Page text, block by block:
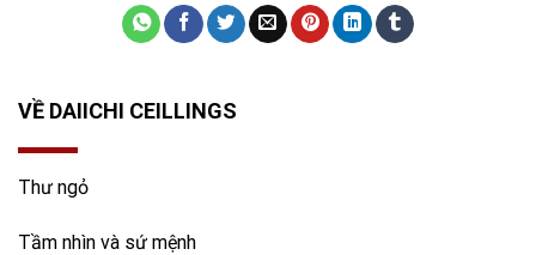
VỀ DAIICHI CEILLINGS
Thư ngỏ
Tầm nhìn và sứ mệnh